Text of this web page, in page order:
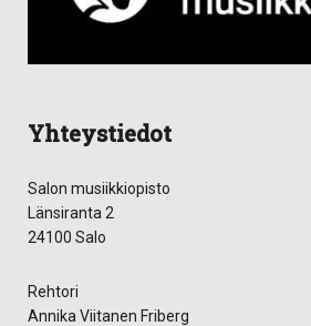
Yhteystiedot
Salon musiikkiopisto
Länsiranta 2
24100 Salo
Rehtori
Annika Viitanen Friberg